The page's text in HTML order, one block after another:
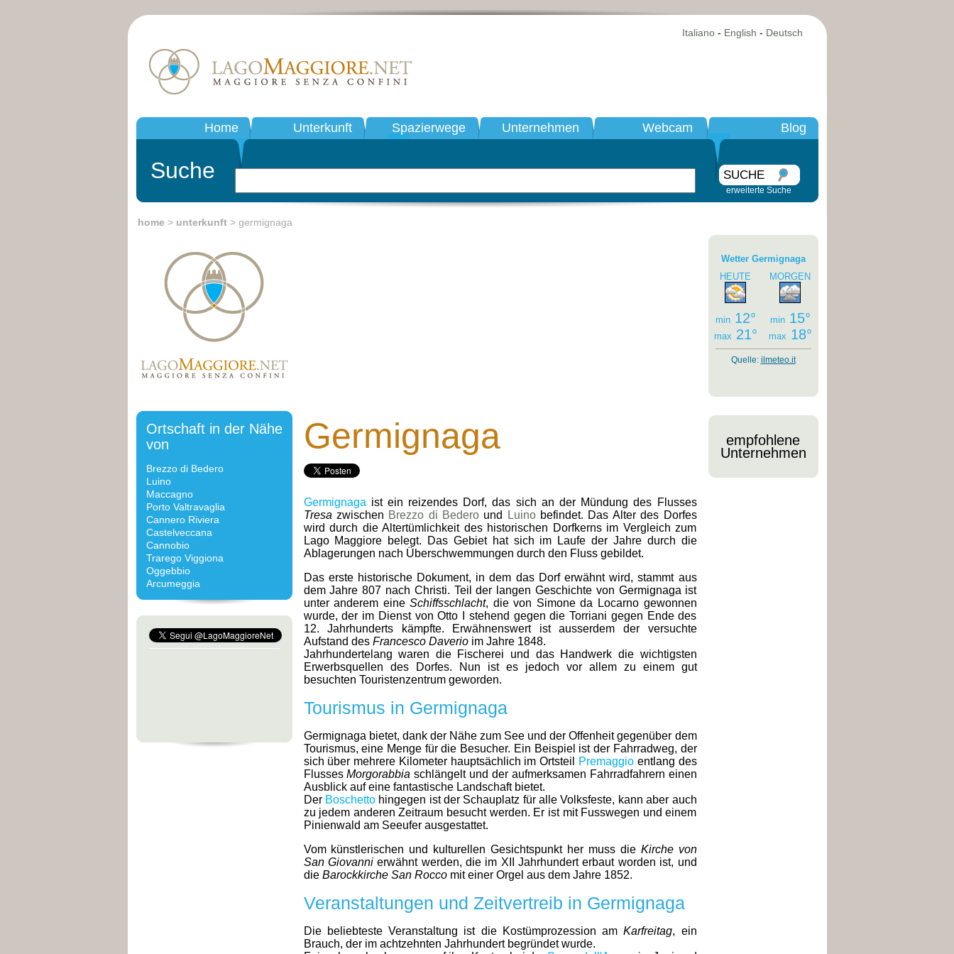
Italiano- English - Deutsch
Home Unterkunft Spazierwege Unternehmen Webcam Blog
Suche SUCHE
erweiterte Suche
home > unterkunft> germignaga
Ortschaft in der Nähe
von
Brezzo di Bedero
Luino
Maccagno
Porto Valtravaglia
Cannero Riviera
Castelveccana
Cannobio
Trarego Viggiona
Oggebbio
Arcumeggia
Wetter Germignaga
HEUTE
min12°
max 21°
MORGEN
min15°
max 18°
Quelle: ilmeteo.it
Germignaga
Germignaga ist ein reizendes Dorf, das sich an der Mündung des Flusses
Tresa zwischen Brezzo di Bederound Luinobefindet. Das Alter des Dorfes
wird durch die Altertümlichkeit des historischen Dorfkerns im Vergleich zum
Lago Maggiore belegt. Das Gebiet hat sich im Laufe der Jahre durch die
Ablagerungen nach Überschwemmungen durch den Fluss gebildet.
Das erste historische Dokument, in dem das Dorf erwähnt wird, stammt aus
dem Jahre 807 nach Christi. Teil der langen Geschichte von Germignaga ist
unter anderem eineSchiffsschlacht, die von Simone da Locarno gewonnen
wurde, der im Dienst von Otto I stehend gegen die Torriani gegen Ende des
12. Jahrhunderts kämpfte. Erwähnenswert ist ausserdem der versuchte
Aufstand des Francesco Daverioim Jahre 1848.
Jahrhundertelang waren die Fischerei und das Handwerk die wichtigsten
Erwerbsquellen des Dorfes. Nun ist es jedoch vor allem zu einem gut
besuchten Touristenzentrum geworden.
Tourismus in Germignaga
Germignaga bietet, dank der Nähe zum See und der Offenheit gegenüber dem
Tourismus, eine Menge für die Besucher. Ein Beispiel ist der Fahrradweg, der
sich über mehrere Kilometer hauptsächlich im Ortsteil
Premaggioentlang des
FlussesMorgorabbia schlängelt und der aufmerksamen Fahrradfahrern einen
Ausblick auf eine fantastische Landschaft bietet.
Der Boschettohingegen ist der Schauplatz für alle Volksfeste, kann aber auch
zu jedem anderen Zeitraum besucht werden. Er ist mit Fusswegen und einem
Pinienwald am Seeufer ausgestattet.
Vom künstlerischen und kulturellen Gesichtspunkt her muss die Kirche von
San Giovannierwähnt werden, die im XII Jahrhundert erbaut worden ist, und
die Barockkirche San Roccomit einer Orgel aus dem Jahre 1852.
Veranstaltungen und Zeitvertreib in Germignaga
Die beliebteste Veranstaltung ist die Kostümprozession amKarfreitag, ein
Brauch, der im achtzehnten Jahrhundert begründet wurde.
empfohlene
Unternehmen